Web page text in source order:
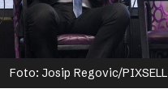
Foto: Josip Regovic/PIXSELL